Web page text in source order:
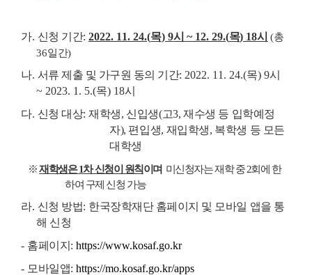
가. 신청 기간:2022. 11. 24.(목) 9시 ~ 12. 29.(목) 18시 (총
36일간)
나. 서류 제출 및 가구원 동의 기간: 2022. 11. 24.(목) 9시
~ 2023. 1. 5.(목) 18시
다. 신청 대상:재학생, 신입생(고3, 재수생 등 입학예정
자), 편입생, 재입학생, 복학생 등 모든
대학생
※ 재학생은1차 신청이 원칙이며 미신청자는 재학 중2회에 한
하여 구제 신청 가능
라. 신청 방법: 한국장학재단 홈페이지 및 모바일 앱을 통
해 신청
- 홈페이지 :https://www.kosaf.go.kr
- 모바일앱:https://mo.kosaf.go.kr/apps